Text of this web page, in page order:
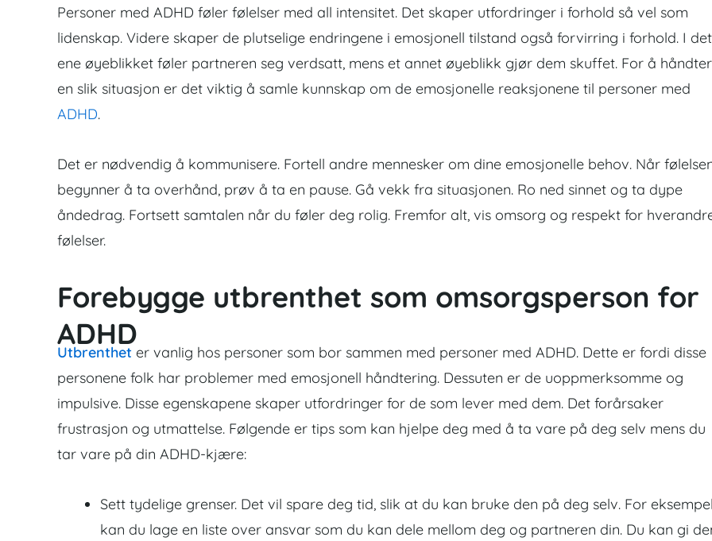
Personer med ADHD føler følelser med all intensitet. Det skaper utfordringer i forhold så vel som
lidenskap. Videre skaper de plutselige endringene i emosjonell tilstand også forvirring i forhold. I det
ene øyeblikket føler partneren seg verdsatt, mens et annet øyeblikk gjør dem skuffet. For å
en slik situasjon er det viktig å samle kunnskap om de emosjonelle reaksjonene til personer med
ADHD.
Det er nødvendig å kommunisere. Fortell andre mennesker om dine emosjonelle behov. Når
begynner å ta overhånd, prøv å ta en pause. Gå vekk fra situasjonen. Ro ned sinnet og ta dype
åndedrag. Fortsett samtalen når du føler deg rolig. Fremfor alt, vis omsorg og respekt for
følelser.
Forebygge utbrenthet som omsorgsperson for
ADHD
Utbrenthet er vanlig hos personer som bor sammen med personer med ADHD. Dette er fordi disse
personene folk har problemer med emosjonell håndtering. Dessuten er de uoppmerksomme og
impulsive. Disse egenskapene skaper utfordringer for de som lever med dem. Det forårsaker
frustrasjon og utmattelse. Følgende er tips som kan hjelpe deg med å ta vare på deg selv mens du
tar vare på din ADHD-kjære:
Sett tydelige grenser. Det vil spare deg tid, slik at du kan bruke den på deg selv. For
kan du lage en liste over ansvar som du kan dele mellom deg og partneren din. Du kan gi